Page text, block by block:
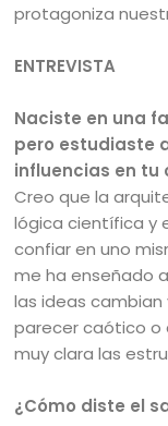
protagoniza
ENTREVISTA
Naciste en una
pero estudiaste
influencias en tu
Creo que la
lógica científica y
confiar en uno
me ha enseñado
las ideas cambian
parecer caótico o
muy clara las
¿Cómo diste el